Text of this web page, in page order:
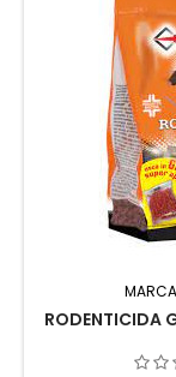
RODENTICIDA